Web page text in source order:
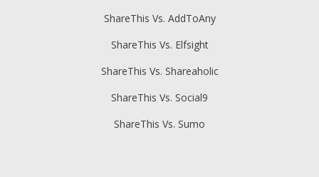
ShareThis Vs. AddToAny
ShareThis Vs. Elfsight
ShareThis Vs. Shareaholic
ShareThis Vs. Social9
ShareThis Vs. Sumo